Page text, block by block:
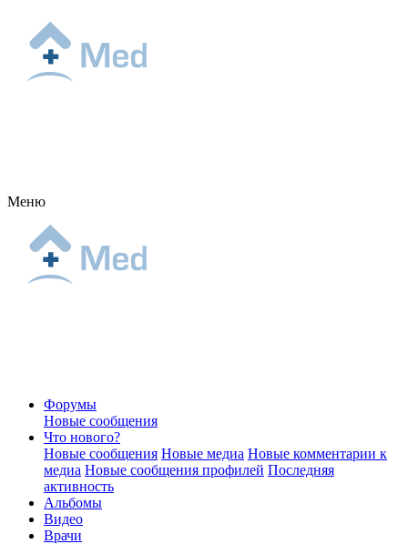
Меню
Форумы
Новые сообщения
Что нового?
Новые сообщения Новые медиа Новые комментарии к
медиа Новые сообщения профилей Последняя
активность
Альбомы
Видео
Врачи